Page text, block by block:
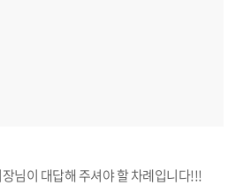
님이 대답해 주셔야 할 차례입니다!!!